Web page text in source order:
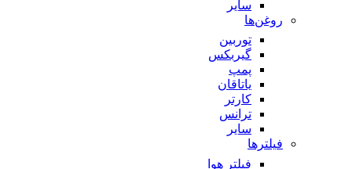
سایر
روغن‌ها
توربین
گیربکس
پمپ
یاتاقان
کارتر
ترانس
سایر
فیلترها
فیلتر هوا